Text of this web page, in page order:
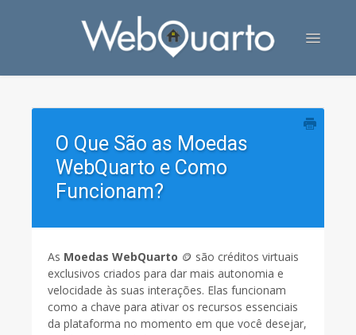
Toggle
Contato
O Que São as Moedas
WebQuarto e Como
Funcionam?
As Moedas WebQuarto 🪙 são créditos virtuais
exclusivos criados para dar mais autonomia e
velocidade às suas interações. Elas funcionam
como a chave para ativar os recursos essenciais
da plataforma no momento em que você desejar,